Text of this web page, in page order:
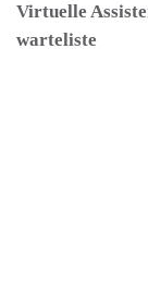
Virtuelle
warteliste